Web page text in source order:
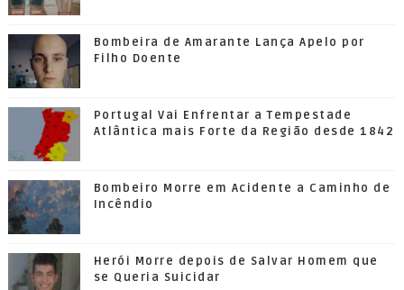
Bombeira de Amarante Lança Apelo por
Filho Doente
Portugal Vai Enfrentar a Tempestade
Atlântica mais Forte da Região desde 1842
Bombeiro Morre em Acidente a Caminho de
Incêndio
Herói Morre depois de Salvar Homem que
se Queria Suicidar